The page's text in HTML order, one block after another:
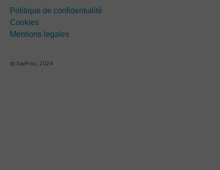
Politique de confidentialité
Cookies
Mentions legales
© EarPros, 2024